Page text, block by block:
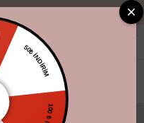
"Aynı gün
50₺ İNDİRİM